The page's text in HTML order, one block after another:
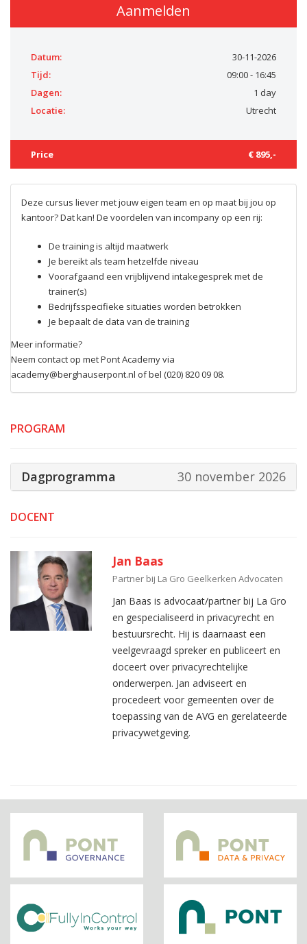
Aanmelden
Datum:
30-11-2026
Tijd:
09:00 - 16:45
Dagen:
1 day
Locatie:
Utrecht
Price € 895,-
Deze cursus liever met jouw eigen team en op maat bij jou op
kantoor? Dat kan! De voordelen van incompany op een rij:
De training is altijd maatwerk
Je bereikt als team hetzelfde niveau
Voorafgaand een vrijblijvend intakegesprek met de
trainer(s)
Bedrijfsspecifieke situaties worden betrokken
Je bepaalt de data van de training
Meer informatie?
Neem contact op met Pont Academy via
academy@berghauserpont.nl of bel (020) 820 09 08.
PROGRAM
Dagprogramma 30 november 2026
DOCENT
Jan Baas
Partner bij La Gro Geelkerken Advocaten
Jan Baas is advocaat/partner bij La Gro
en gespecialiseerd in privacyrecht en
bestuursrecht. Hij is daarnaast een
veelgevraagd spreker en publiceert en
doceert over privacyrechtelijke
onderwerpen. Jan adviseert en
procedeert voor gemeenten over de
toepassing van de AVG en gerelateerde
privacywetgeving.